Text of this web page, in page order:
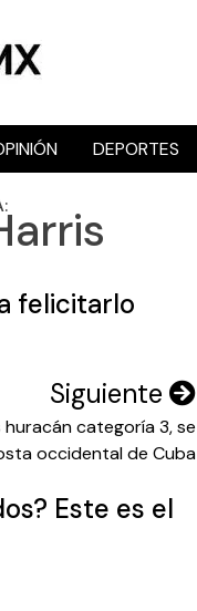
DEPORTES
felicitarlo
Siguiente
huracán categoría 3, se
occidental de Cuba
Este es el